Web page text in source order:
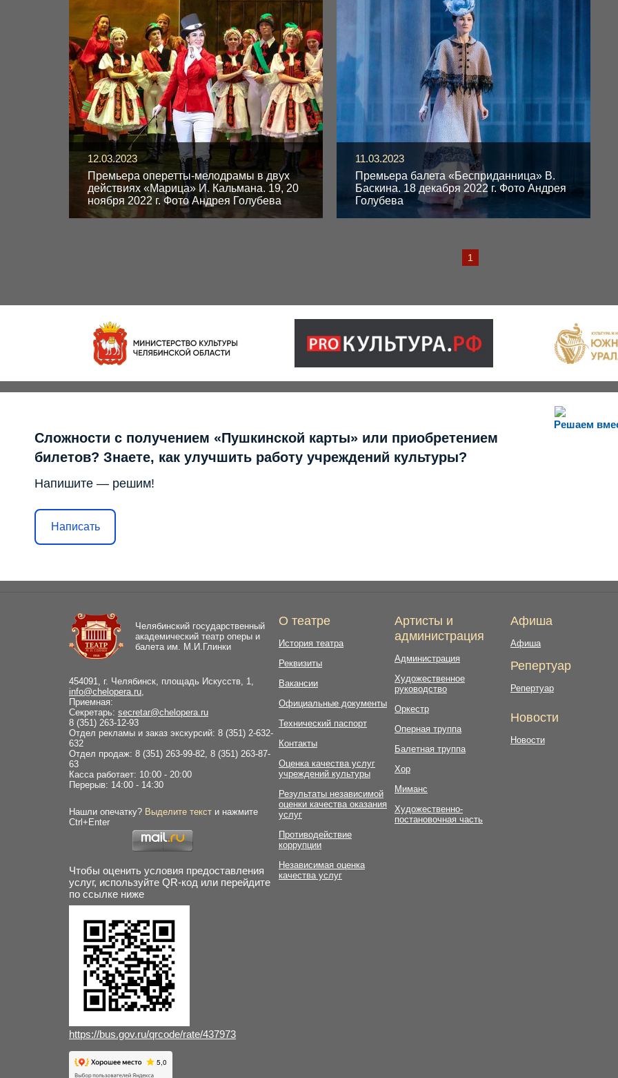
12.03.2023
Премьера оперетты-мелодрамы в двух
действиях «Марица» И. Кальмана. 19, 20
ноября 2022 г. Фото Андрея Голубева
11.03.2023
Премьера балета «Бесприданница» В.
Баскина. 18 декабря 2022 г. Фото Андрея
Голубева
1
Решаем
Сложности с получением «Пушкинской карты» или приобретением
билетов? Знаете, как улучшить работу учреждений культуры?
Напишите — решим!
Написать
Челябинский государственный
академический театр оперы и
балета им. М.И.Глинки
454091, г. Челябинск, площадь Искусств, 1,
info@chelopera.ru
Приемная:
Секретарь: secretar@chelopera.ru
8 (351) 263-12-93
Отдел рекламы и заказ экскурсий: 8 (351) 2-632-
632
Отдел продаж: 8 (351) 263-99-82, 8 (351) 263-87-
63
Касса работает: 10:00 - 20:00
Перерыв: 14:00 - 14:30
Нашли опечатку? Выделите текст и нажмите
Ctrl+Enter
Чтобы оценить условия предоставления
услуг, используйте QR-код или перейдите
по ссылке ниже
https://bus.gov.ru/qrcode/rate/437973
О театре
История театра
Реквизиты
Вакансии
Официальные документы
Технический паспорт
Контакты
Оценка качества услуг
учреждений культуры
Результаты независимой
оценки качества оказания
услуг
Противодействие
коррупции
Независимая оценка
качества услуг
Артисты и
администрация
Администрация
Художественное
руководство
Оркестр
Оперная труппа
Балетная труппа
Хор
Миманс
Художественно-
постановочная часть
Афиша
Афиша
Репертуар
Репертуар
Новости
Новости